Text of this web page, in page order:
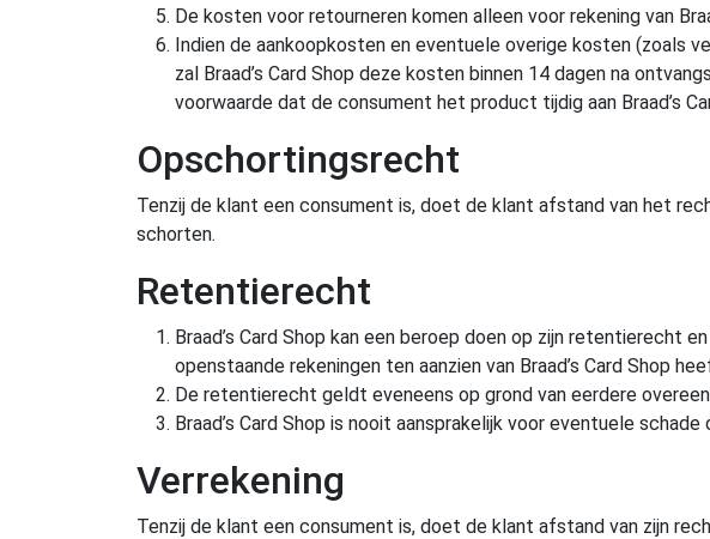
De kosten voor retourneren komen alleen voor rekening van
Indien de aankoopkosten en eventuele overige kosten (zoals
zal Braad’s Card Shop deze kosten binnen 14 dagen na
voorwaarde dat de consument het product tijdig aan Braad’s
Opschortingsrecht
Tenzij de klant een consument is, doet de klant afstand van het
schorten.
Retentierecht
Braad’s Card Shop kan een beroep doen op zijn retentierecht
openstaande rekeningen ten aanzien van Braad’s Card Shop
De retentierecht geldt eveneens op grond van eerdere
Braad’s Card Shop is nooit aansprakelijk voor eventuele
Verrekening
Tenzij de klant een consument is, doet de klant afstand van zijn